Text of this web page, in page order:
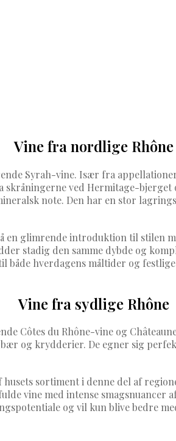
Vine fra nordlige Rhône
Syrah-vine. Især fra
ved Hermitage-
note. Den har en stor
en glimrende introduktion til stilen
stadig den samme dybde og
både hverdagens måltider og
Vine fra sydlige Rhône
Côtes du Rhône-vine og
og krydderier. De egner sig
sortiment i denne del af
vine med intense
og vil kun blive bedre